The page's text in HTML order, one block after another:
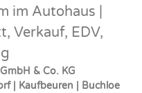
im Autohaus |
Verkauf, EDV,
& Co. KG
| Kaufbeuren | Buchloe